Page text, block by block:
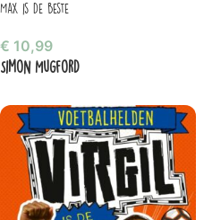
Max is de beste
€ 10,99
Simon Mugford